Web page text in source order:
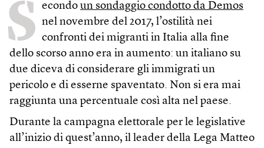
S econdo un sondaggio condotto da Demos
nel novembre del 2017, l’ostilità nei
confronti dei migranti in Italia alla fine
dello scorso anno era in aumento: un italiano su
due diceva di considerare gli immigrati un
pericolo e di esserne spaventato. Non si era mai
raggiunta una percentuale così alta nel paese.
Durante la campagna elettorale per le legislative
all’inizio di quest’anno, il leader della Lega Matteo